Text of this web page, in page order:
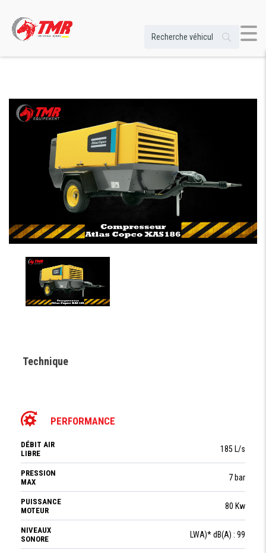
Technique
PERFORMANCE
DÉBIT AIR
LIBRE
185 L/s
PRESSION
MAX
7 bar
PUISSANCE
MOTEUR
80 Kw
NIVEAUX
SONORE
LWA)* dB(A) : 99